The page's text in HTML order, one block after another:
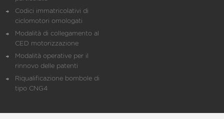
Codici immatricolativi di
ciclomotori omologati
Modalità di collegamento al
CED motorizzazione
Modalità operative per il
rinnovo delle patenti
Riqualificazione bombole di
tipo CNG4